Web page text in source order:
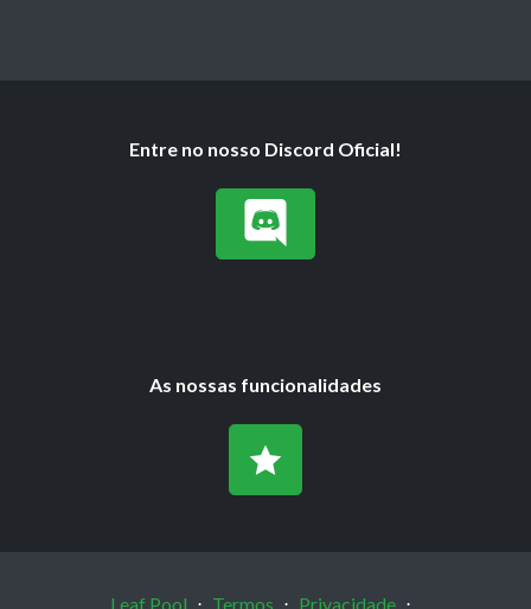
Entre no nosso Discord Oficial!
As nossas funcionalidades
Leaf Pool ⋅ Termos ⋅ Privacidade ⋅